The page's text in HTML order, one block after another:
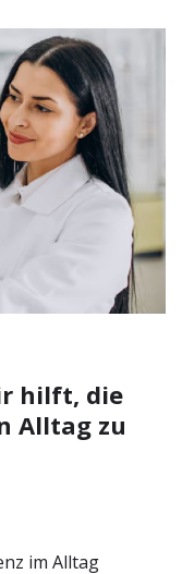
hilft, die
Alltag zu